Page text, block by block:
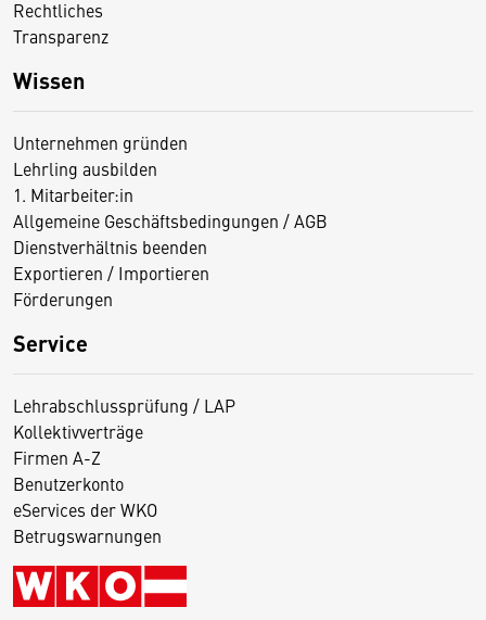
Rechtliches
Transparenz
Wissen
Unternehmen gründen
Lehrling ausbilden
1. Mitarbeiter:in
Allgemeine Geschäftsbedingungen / AGB
Dienstverhältnis beenden
Exportieren / Importieren
Förderungen
Service
Lehrabschlussprüfung / LAP
Kollektivverträge
Firmen A-Z
Benutzerkonto
eServices der WKO
Betrugswarnungen